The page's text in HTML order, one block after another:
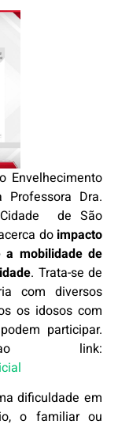
Envelhecimento
Professora Dra.
Cidade de São
do impacto
a mobilidade de
. Trata-se de
com diversos
os idosos com
participar.
link:
dificuldade em
o familiar ou